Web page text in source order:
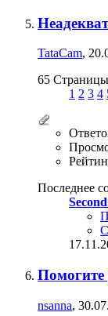
TataCam,
65 Страницы
1 2 3 4
Последнее
Помогите
nsanna,